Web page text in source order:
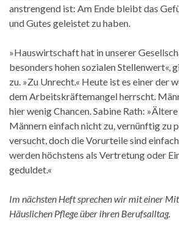
anstrengend ist: Am Ende bleibt das
und Gutes geleistet zu haben.
»Hauswirtschaft hat in unserer
besonders hohen sozialen Stellenwert«,
zu. »Zu Unrecht.« Heute ist es einer der
dem Arbeitskräftemangel herrscht.
hier wenig Chancen. Sabine Rath:
Männern einfach nicht zu, vernünftig zu
versucht, doch die Vorurteile sind
werden höchstens als Vertretung oder
geduldet.«
Im nächsten Heft sprechen wir mit einer
Häuslichen Pflege über ihren Berufsalltag.